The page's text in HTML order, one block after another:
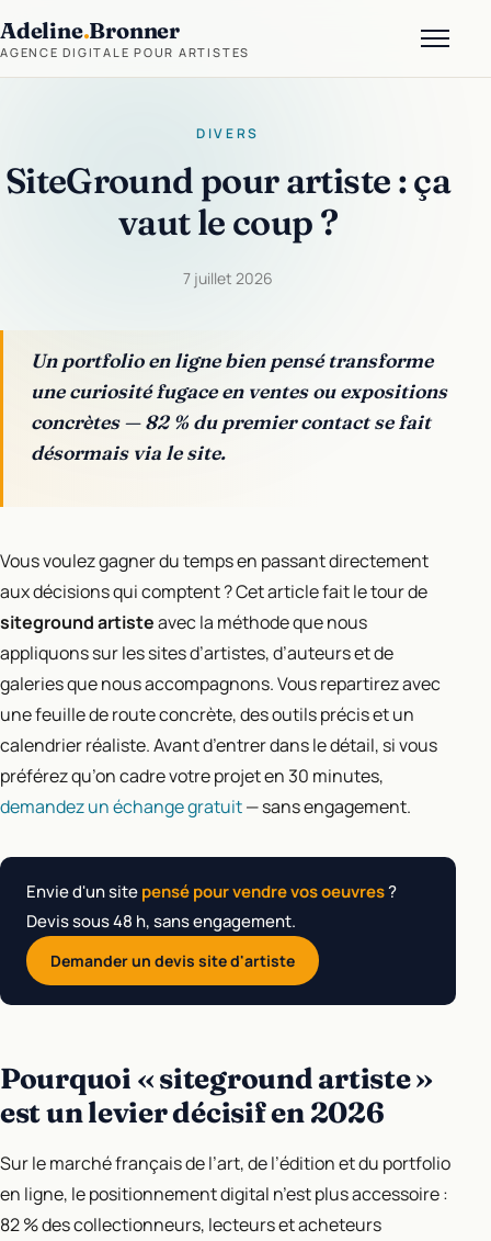
Adeline.Bronner
AGENCE DIGITALE POUR ARTISTES
DIVERS
SiteGround pour artiste : ça
vaut le coup ?
7 juillet 2026
Un portfolio en ligne bien pensé transforme
une curiosité fugace en ventes ou expositions
concrètes — 82 % du premier contact se fait
désormais via le site.
Vous voulez gagner du temps en passant directement
aux décisions qui comptent ? Cet article fait le tour de
siteground artisteavec la méthode que nous
appliquons sur les sites d’artistes, d’auteurs et de
galeries que nous accompagnons. Vous repartirez avec
une feuille de route concrète, des outils précis et un
calendrier réaliste. Avant d’entrer dans le détail, si vous
préférez qu’on cadre votre projet en 30 minutes,
demandez un échange gratuit— sans engagement.
Envie d'un sitepensé pour vendre vos oeuvres?
Devis sous 48 h, sans engagement.
Demander un devis site d'artiste
Pourquoi « siteground artiste »
est un levier décisif en 2026
Sur le marché français de l’art, de l’édition et du portfolio
en ligne, le positionnement digital n’est plus accessoire :
82 % des collectionneurs, lecteurs et acheteurs